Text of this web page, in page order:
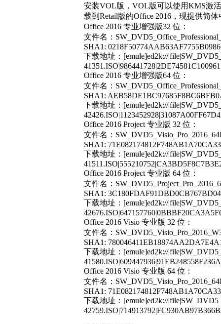
安装VOL版，VOL版可以使用KMS激
载到Retail版的Office 2016，现提供简
Office 2016 专业增强版32 位：
文件名：
SHA1:
下载地址：[emule]ed2k://
Office 2016 专业增强版64 位：
文件名：
SHA1:
下载地址：[emule]ed2k://
Office 2016 Project 专业版 32 位：
文件名：
SHA1:
下载地址：[emule]ed2k://
Office 2016 Project 专业版 64 位：
文件名：
SHA1:
下载地址：[emule]ed2k://
Office 2016 Visio 专业版 32 位：
文件名：
SHA1:
下载地址：[emule]ed2k://
Office 2016 Visio 专业版 64 位：
文件名：
SHA1:
下载地址：[emule]ed2k://